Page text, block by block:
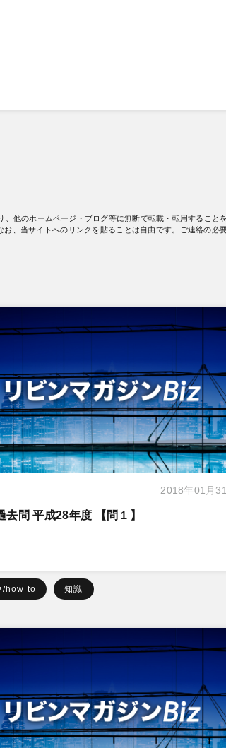
他のホームページ・ブログ等に無断で転載・転用すること
、当サイトへのリンクを貼ることは自由です。ご連絡の必
2018年01月
去問 平成28年度 【問１】
/how to 知識